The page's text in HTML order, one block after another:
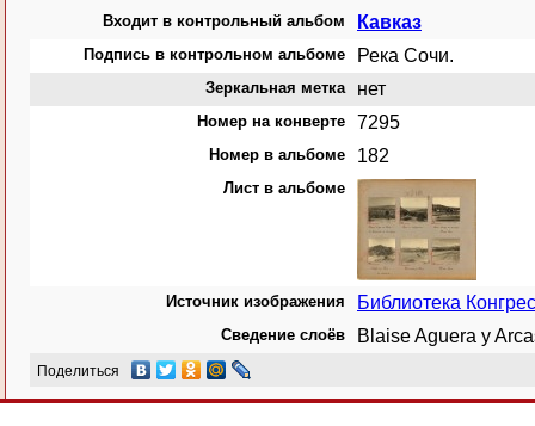
Входит в контрольный альбом Кавказ
Подпись в контрольном альбоме Река Сочи.
Зеркальная метка нет
Номер на конверте 7295
Номер в альбоме 182
Лист в альбоме
Источник изображения Библиотека
Сведение слоёв Blaise Aguera y
Поделиться